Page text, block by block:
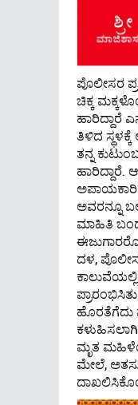
ಪೊಲೀಸರ
ಚಿಕ್ಕ
ಹಾರಿದ್ದಾರೆ
ತಿಳಿದ
ತನ್ನ
ಹಾರಿದ್ದಾರೆ.
ಅಪಾಯಕಾರಿ
ಅವರನ್ನೂ
ಮಾಹಿತಿ
ದಳ,
ಹೊರತೆಗೆದು
ಮೃತ
ಮೇಲೆ,